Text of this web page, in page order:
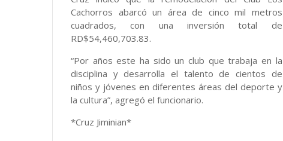
Cachorros abarcó un área de cinco mil metros
cuadrados, con una inversión total de
RD$54,460,703.83.
“Por años este ha sido un club que trabaja en la
disciplina y desarrolla el talento de cientos de
niños y jóvenes en diferentes áreas del deporte y
la cultura”, agregó el funcionario.
*Cruz Jiminian*